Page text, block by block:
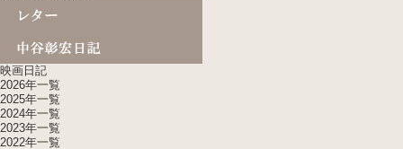
映画日記
2026年一覧
2025年一覧
2024年一覧
2023年一覧
2022年一覧